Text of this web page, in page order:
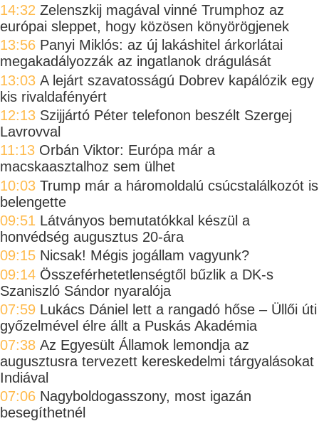
14:32 Zelenszkij magával vinné Trumphoz az
európai sleppet, hogy közösen könyörögjenek
13:56 Panyi Miklós: az új lakáshitel árkorlátai
megakadályozzák az ingatlanok drágulását
13:03 A lejárt szavatosságú Dobrev kapálózik egy
kis rivaldafényért
12:13 Szijjártó Péter telefonon beszélt Szergej
Lavrovval
11:13 Orbán Viktor: Európa már a
macskaasztalhoz sem ülhet
10:03 Trump már a háromoldalú csúcstalálkozót is
belengette
09:51 Látványos bemutatókkal készül a
honvédség augusztus 20-ára
09:15 Nicsak! Mégis jogállam vagyunk?
09:14 Összeférhetetlenségtől bűzlik a DK-s
Szaniszló Sándor nyaralója
07:59 Lukács Dániel lett a rangadó hőse – Üllői úti
győzelmével élre állt a Puskás Akadémia
07:38 Az Egyesült Államok lemondja az
augusztusra tervezett kereskedelmi tárgyalásokat
Indiával
07:06 Nagyboldogasszony, most igazán
besegíthetnél